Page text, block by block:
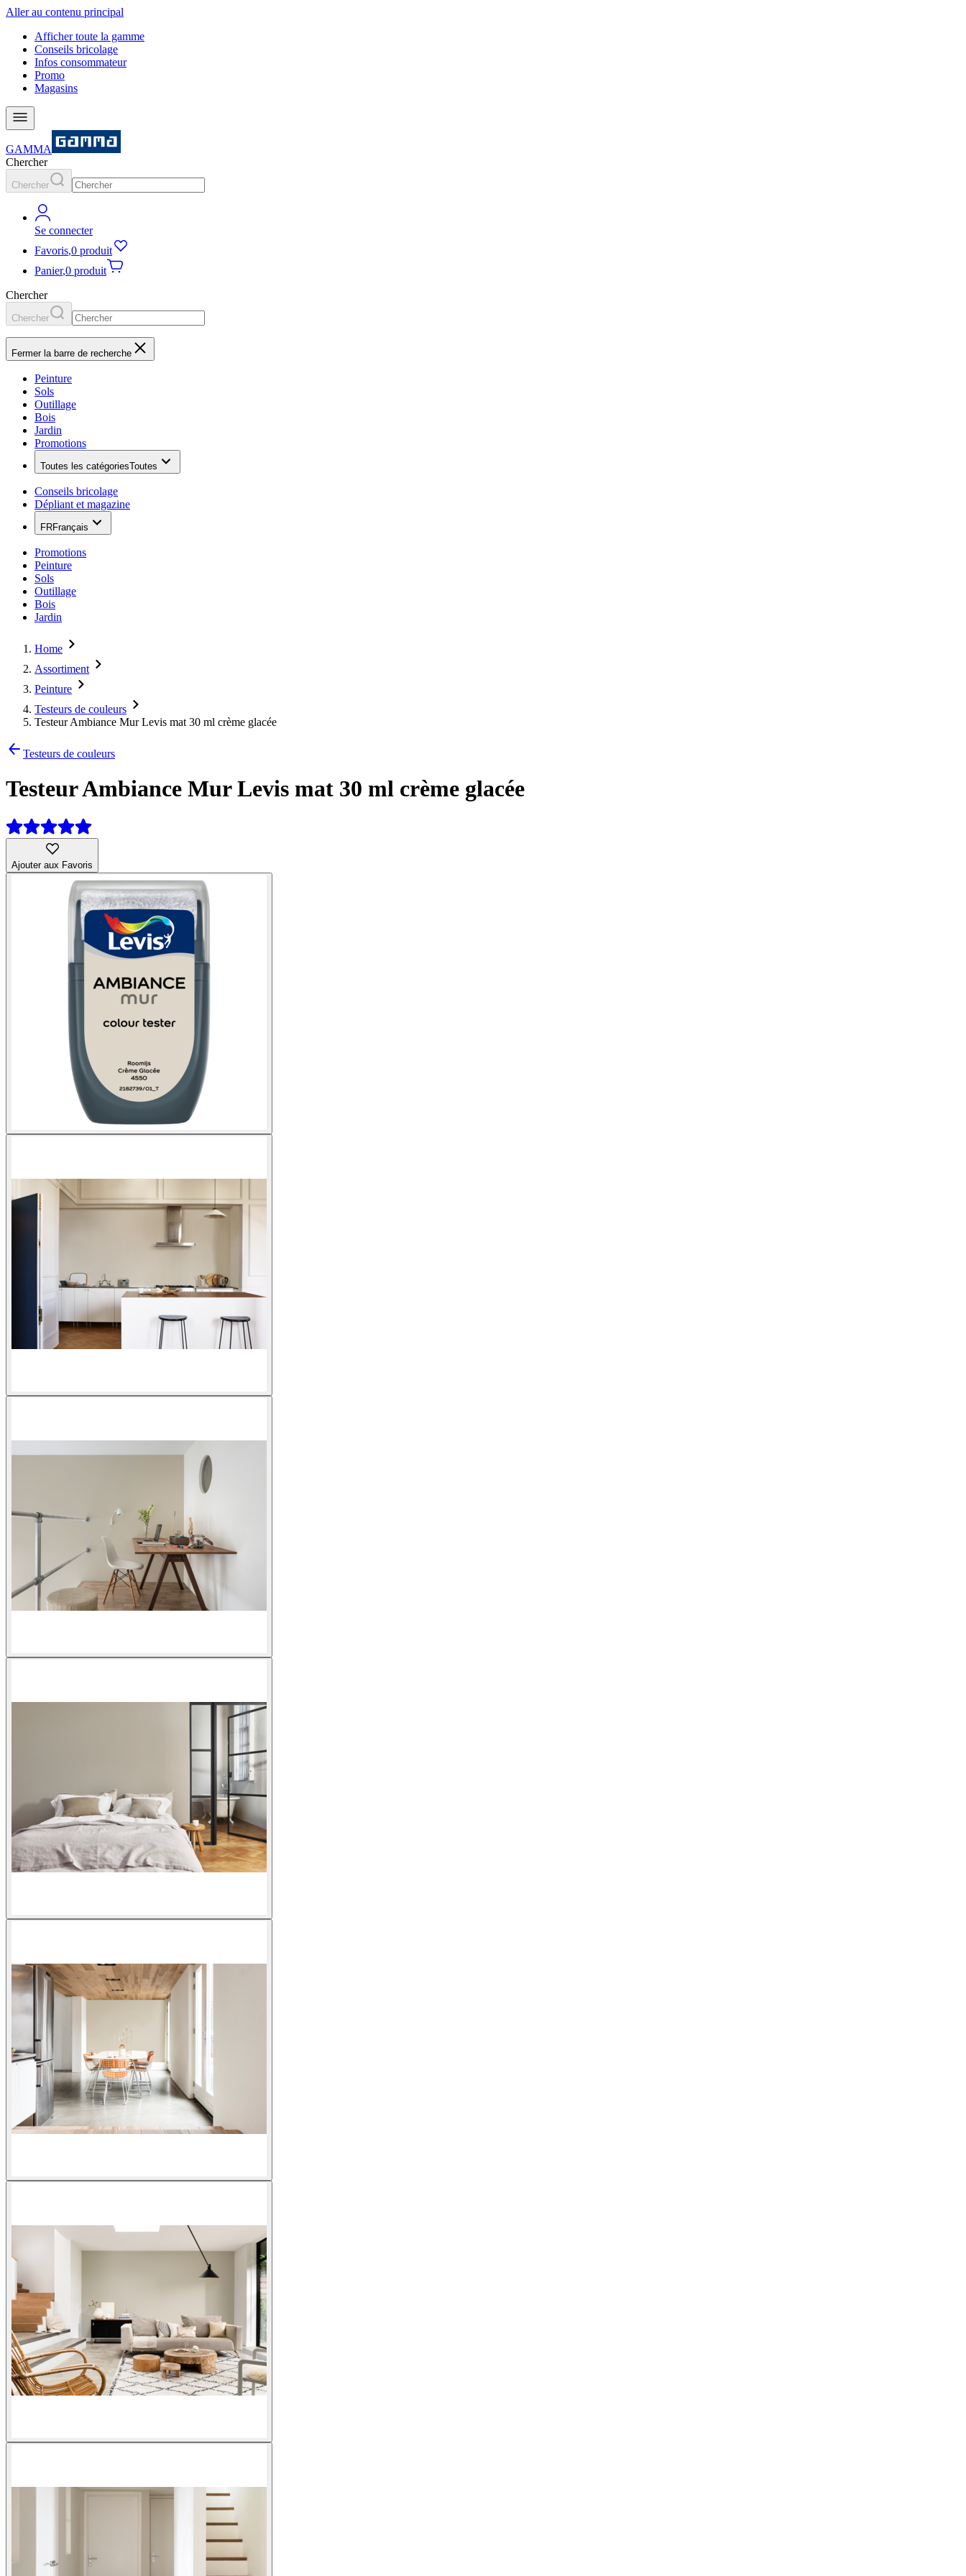
Aller au contenu principal
Afficher toute la gamme
Conseils bricolage
Infos consommateur
Promo
Magasins
GAMMA
Chercher
Chercher
Se connecter
Favoris,0 produit
Panier,0 produit
Chercher
Chercher
Fermer la barre de recherche
Peinture
Sols
Outillage
Bois
Jardin
Promotions
Toutes les catégoriesToutes
Conseils bricolage
Dépliant et magazine
FRFrançais
Promotions
Peinture
Sols
Outillage
Bois
Jardin
Home
Assortiment
Peinture
Testeurs de couleurs
Testeur Ambiance Mur Levis mat 30 ml crème glacée
Testeurs de couleurs
Testeur Ambiance Mur Levis mat 30 ml crème glacée
Ajouter aux Favoris